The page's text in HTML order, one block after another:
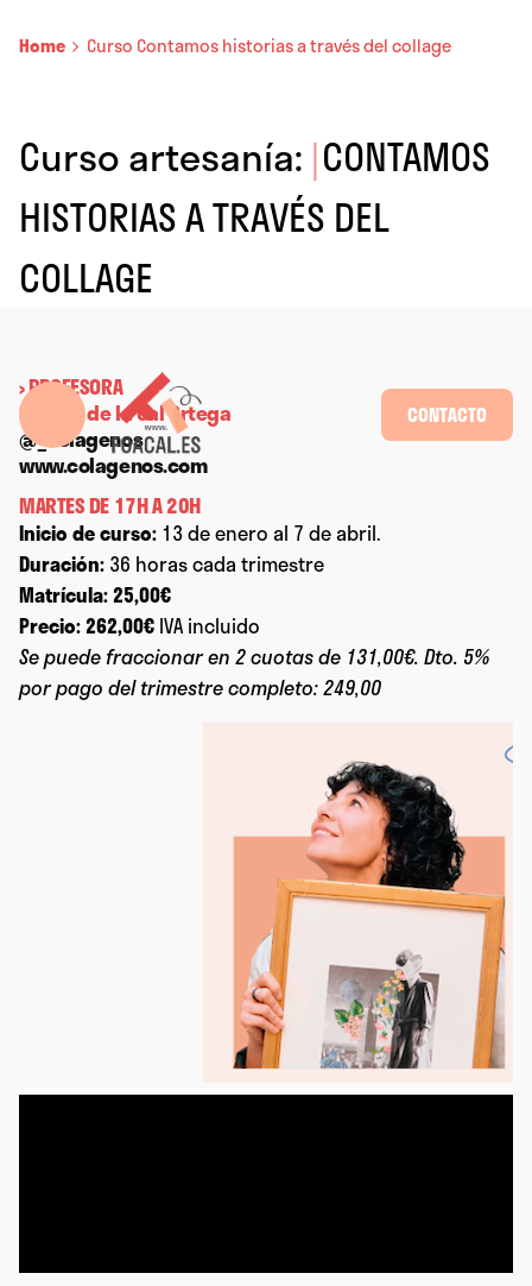
CONTACTO
Home Curso Contamos historias a través del collage
Curso artesanía: |CONTAMOS
HISTORIAS A TRAVÉS DEL
COLLAGE
› PROFESORA
Natalia de la Cal Ortega
@_colagenos
www.colagenos.com
MARTES DE 17H A 20H
Inicio de curso: 13 de enero al 7 de abril.
Duración: 36 horas cada trimestre
Matrícula:25,00€
Precio:262,00€ IVA incluido
Se puede fraccionar en 2 cuotas de 131,00€. Dto. 5%
por pago del trimestre completo: 249,00